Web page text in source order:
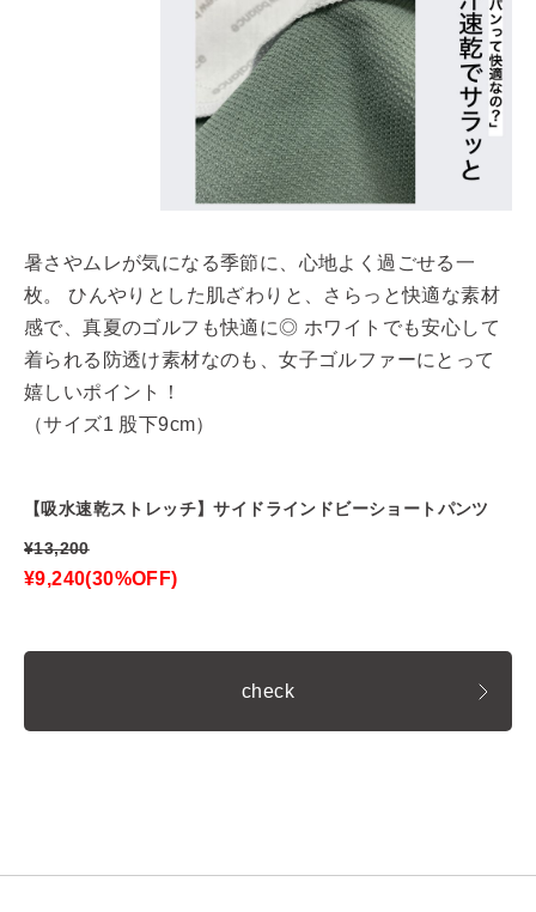
暑さやムレが気になる季節に、心地よく過ごせる一
枚。 ひんやりとした肌ざわりと、さらっと快適な素材
感で、真夏のゴルフも快適に◎ ホワイトでも安心して
着られる防透け素材なのも、女子ゴルファーにとって
嬉しいポイント！
（サイズ1 股下9cm）
【吸水速乾ストレッチ】サイドラインドビーショートパンツ
¥13,200
¥9,240(30%OFF)
check